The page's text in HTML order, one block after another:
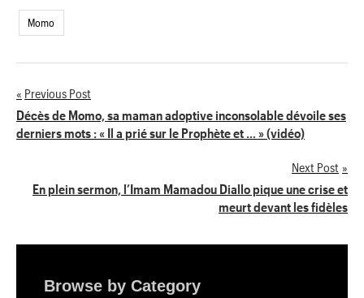
Momo
Navigation
de
Previous Post
Décès de Momo, sa maman adoptive inconsolable dévoile ses
derniers mots : « Il a prié sur le Prophète et … » (vidéo)
Next Post
En plein sermon, l’Imam Mamadou Diallo pique une crise et
meurt devant les fidèles
Browse by Category